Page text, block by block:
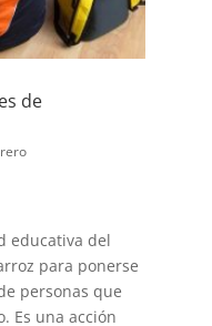
de
educativa del
para ponerse
personas que
Es una acción